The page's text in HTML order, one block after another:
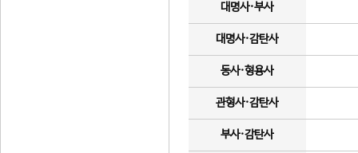
대명사·부사
대명사·감탄사
동사·형용사
관형사·감탄사
부사·감탄사